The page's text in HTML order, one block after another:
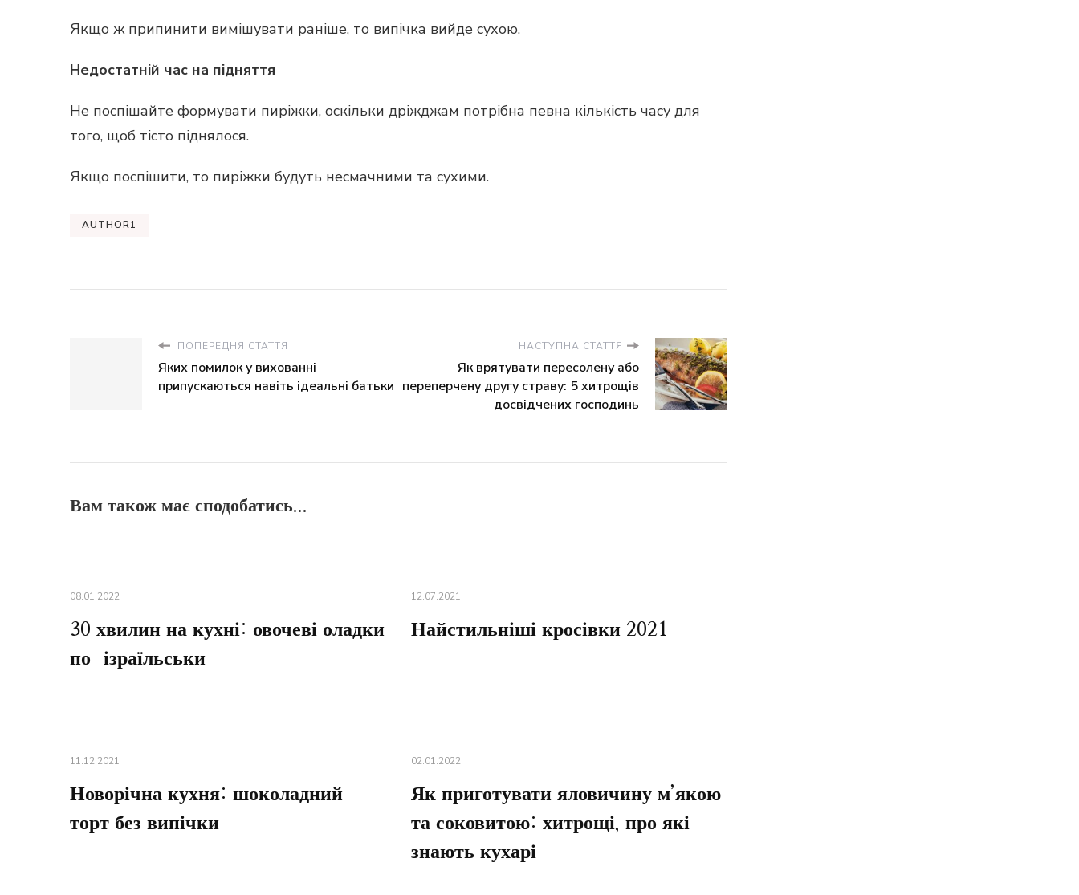
Якщо ж припинити вимішувати раніше, то випічка вийде сухою.
Недостатній час на підняття
Не поспішайте формувати пиріжки, оскільки дріжджам потрібна певна кількість часу для
того, щоб тісто піднялося.
Якщо поспішити, то пиріжки будуть несмачними та сухими.
AUTHOR1
ПОПЕРЕДНЯ СТАТТЯ
Яких помилок у вихованні
припускаються навіть ідеальні батьки
НАСТУПНА СТАТТЯ
Як врятувати пересолену або
переперчену другу страву: 5 хитрощів
досвідчених господинь
Вам також має сподобатись...
08.01.2022
30 хвилин на кухні: овочеві оладки
по-ізраїльськи
12.07.2021
Найстильніші кросівки 2021
11.12.2021
Новорічна кухня: шоколадний
торт без випічки
02.01.2022
Як приготувати яловичину м’якою
та соковитою: хитрощі, про які
знають кухарі